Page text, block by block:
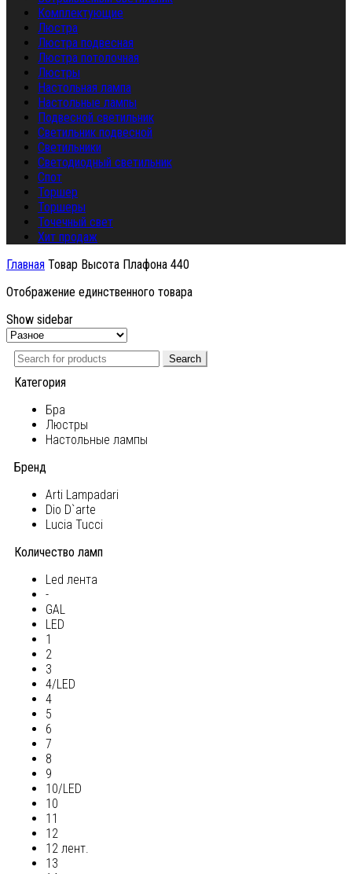
Комплектующие
Люстра
Люстра подвесная
Люстра потолочная
Люстры
Настольная лампа
Настольные лампы
Подвесной светильник
Светильник подвесной
Светильники
Светодиодный светильник
Спот
Торшер
Торшеры
Точечный свет
Хит продаж
Главная Товар Высота Плафона 440
Отображение единственного товара
Show sidebar
Search
Категория
Бра
Люстры
Настольные лампы
Бренд
Arti Lampadari
Dio D`arte
Lucia Tucci
Количество ламп
Led лента
-
GAL
LED
1
2
3
4/LED
4
5
6
7
8
9
10/LED
10
11
12
12 лент.
13